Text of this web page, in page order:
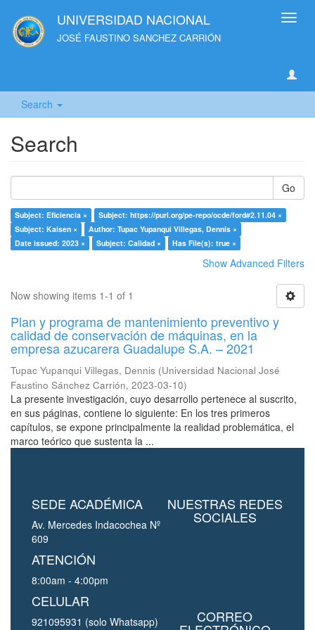
UNIVERSIDAD NACIONAL
JOSÉ FAUSTINO SANCHEZ CARRIÓN
Search
Search
Go
Subject: Eficiencia ×
Subject: https://purl.org/pe-repo/ocde/ford#2.11.04 ×
Subject: Kaisen ×
Author: Tupac Yupanqui Villegas, Dennis ×
Date issued: 2023 ×
Subject: Calidad × Has File(s): true ×
Show Advanced Filters
Now showing items 1-1 of 1
Plan y programa de mantenimiento preventivo y
calidad de conservación de máquinas, en la
empresa azucarera Guadalupe S.A. – 2021
Tupac Yupanqui Villegas, Dennis (Universidad Nacional José
Faustino Sánchez Carrión, 2023-03-10)
La presente investigación, cuyo desarrollo pertenece al suscrito,
en sus páginas, contiene lo siguiente: En los tres primeros
capítulos, se expone principalmente la realidad problemática, el
marco teórico que sustenta la ...
SEDE ACADÉMICA
Av. Mercedes Indacochea Nº
609
ATENCIÓN
8:00am - 4:00pm
CELULAR
921095931 (solo Whatsapp)
NUESTRAS REDES
SOCIALES
CORREO